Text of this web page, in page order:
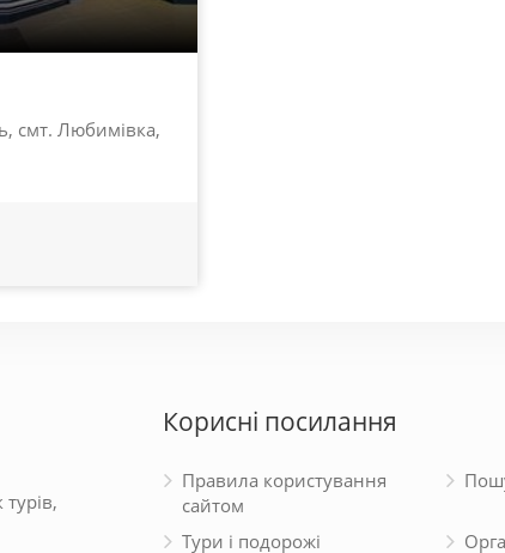
смт. Любимівка,
Корисні посилання
Правила користування
сайтом
Тури і подорожі